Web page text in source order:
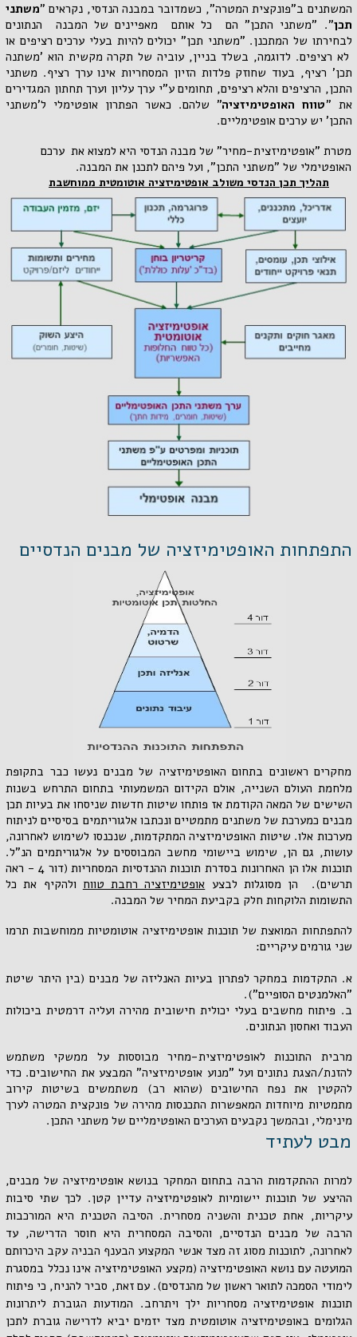
מחקרים ראשונים בתחום האופטימיזציה של מבנים נעשו כבר בתקופת
מלחמת העולם השנייה, אולם הקידום המשמעותי בתחום התרחש בשנות
השישים של המאה הקודמת אז פותחו שיטות חדשות שניסחו את בעיות תכן
מבנים כמערכת של משתנים מתמטיים ונכתבו אלגוריתמים בסיסיים לניתוח
מערכות אלו. שיטות האופטימיזציה המתקדמות, שנכנסו לשימוש לאחרונה,
עושות, גם הן, שימוש ביישומי מחשב המבוססים על אלגוריתמים הנ"ל.
תוכנות אלו הן האחרונות בסדרת תוכנות ההנדסיות המסחריות (דור 4 - ראה
תרשים). הן מסוגלות לבצע אופטימיזציה רחבת טווח ולהקיף את כל
התשומות הלוקחות חלק בקביעת המחיר של המבנה.
להתפתחות המואצת של תוכנות אופטימיזציה אוטומטיות ממוחשבות תרמו
שני גורמים עיקריים:
א. התקדמות במחקר לפתרון בעיות האנליזה של מבנים (בין היתר שיטת
"האלמנטים הסופיים").
ב. פיתוח מחשבים בעלי יכולית חישובית מהירה ועליה דרמטית ביכולות
העבוד ואחסון הנתונים.
מבט לעתיד
למרות ההתקדמות הרבה בתחום המחקר בנושא אופטימיזציה של מבנים,
ההיצע של תוכנות יישומיות לאופטימיזציה עדיין קטן. לכך שתי סיבות
עיקריות, אחת טכנית והשניה מסחרית. הסיבה הטכנית היא המורכבות
הרבה של מבנים הנדסיים, והסיבה המסחרית היא חוסר הדרישה, עד
לאחרונה, לתוכנות מסוג זה מצד אנשי המקצוע הבענף הבניה עקב היכרותם
המועטה עם נושא האופטימיזציה (מקצע האופטימיזציה אינו נכלל במסגרת
לימודי הסמכה לתואר ראשון של מהנדסים). עם זאת, סביר להניח, כי פיתוח
תוכנות אופטימיזציה מסחריות ילך ויתרחב. המודעות הגוברת ליתרונות
הגלומים באופטימיזציה אוטומטית מצד יזמים יביא לדרישה גוברת לתכן
המשתנים ב"פונקצית המטרה", כשמדובר במבנה הנדסי, נקראים "משתני
תכן". "משתני התכן" הם כל אותם מאפיינים של המבנה הנתונים
לבחירתו של המתכנן. "משתני תכן" יכולים להיות בעלי ערכים רציפים או
לא רציפים. לדוגמה, בשלד בניין, עוביה של תקרה מקשית הוא 'משתנה
תכן' רציף, בעוד שחוזק פלדות הזיון המסחריות אינו ערך רציף. משתני
התכן, הרציפים והלא רציפים, תחומים ע"י ערך עליון וערך תחתון המגדירים
את "טווח האופטימיזציה" שלהם. כאשר הפתרון אופטימלי ל'משתני
התכן' יש ערכים אופטימליים.
מטרת "אופטימיזצית-מחיר" של מבנה הנדסי היא למצוא את ערכם
האופטימלי של "משתני התכן", ועל פיהם לתכנן את המבנה.
התפתחות האופטימיזציה של מבנים הנדסיים
תהליך תכן הנדסי משולב אופטימיזציה אוטומטית ממוחשבת
מרבית התוכנות לאופטימיזצית-מחיר מבוססות על ממשקי משתמש
להזנת/הצגת נתונים ועל "מנוע אופטימיזציה" המבצע את החישובים. כדי
להקטין את נפח החישובים (שהוא רב) משתמשים בשיטות קירוב
מתמטיות מיוחדות המאפשרות התכנסות מהירה של פונקצית המטרה לערך
מינימלי, ובהמשך נקבעים הערכים האופטימליים של משתני התכן.